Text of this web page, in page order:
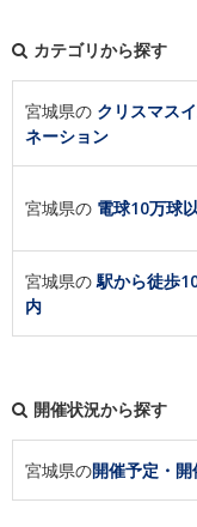
カテゴリから探す
宮城県の クリスマス
ネーション
宮城県の 電球10万球
宮城県の駅から徒歩
内
開催状況から探す
宮城県の開催予定・開